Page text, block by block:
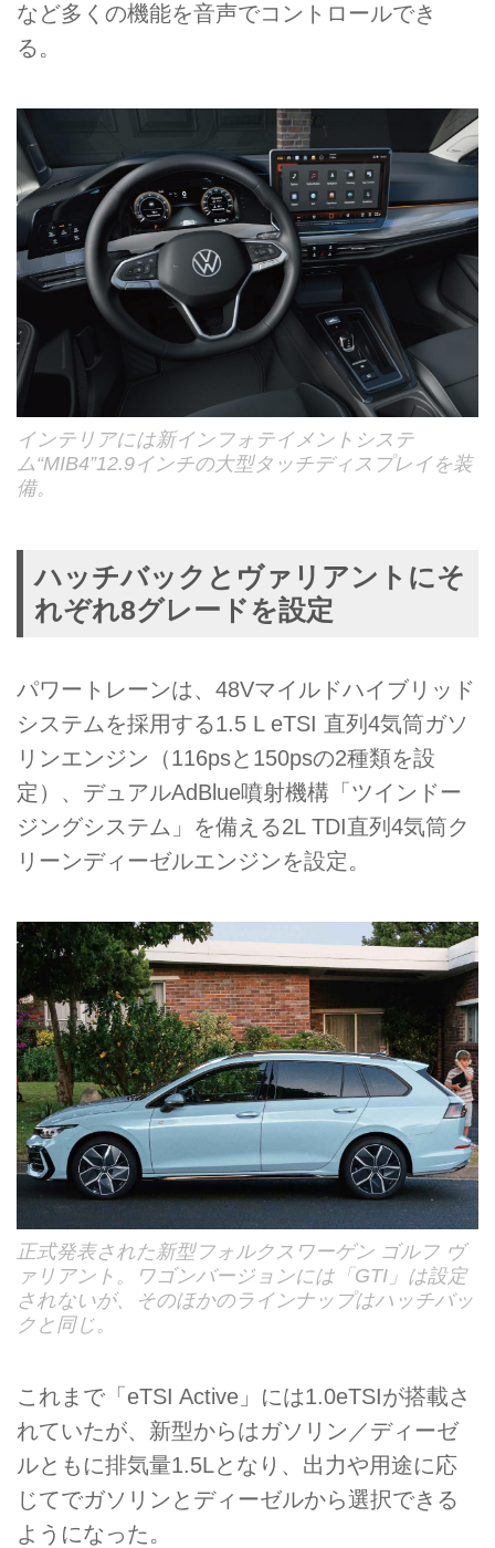
など多くの機能を音声でコントロールでき
る。
インテリアには新インフォテイメントシステ
ム“MIB4”12.9インチの大型タッチディスプレイを装
備。
ハッチバックとヴァリアントにそ
れぞれ8グレードを設定
パワートレーンは、48Vマイルドハイブリッド
システムを採用する1.5 L eTSI 直列4気筒ガソ
リンエンジン（116psと150psの2種類を設
定）、デュアルAdBlue噴射機構「ツインドー
ジングシステム」を備える2L TDI直列4気筒ク
リーンディーゼルエンジンを設定。
正式発表された新型フォルクスワーゲン ゴルフ ヴ
ァリアント。ワゴンバージョンには「GTI」は設定
されないが、そのほかのラインナップはハッチバッ
クと同じ。
これまで「eTSI Active」には1.0eTSIが搭載さ
れていたが、新型からはガソリン／ディーゼ
ルともに排気量1.5Lとなり、出力や用途に応
じてでガソリンとディーゼルから選択できる
ようになった。